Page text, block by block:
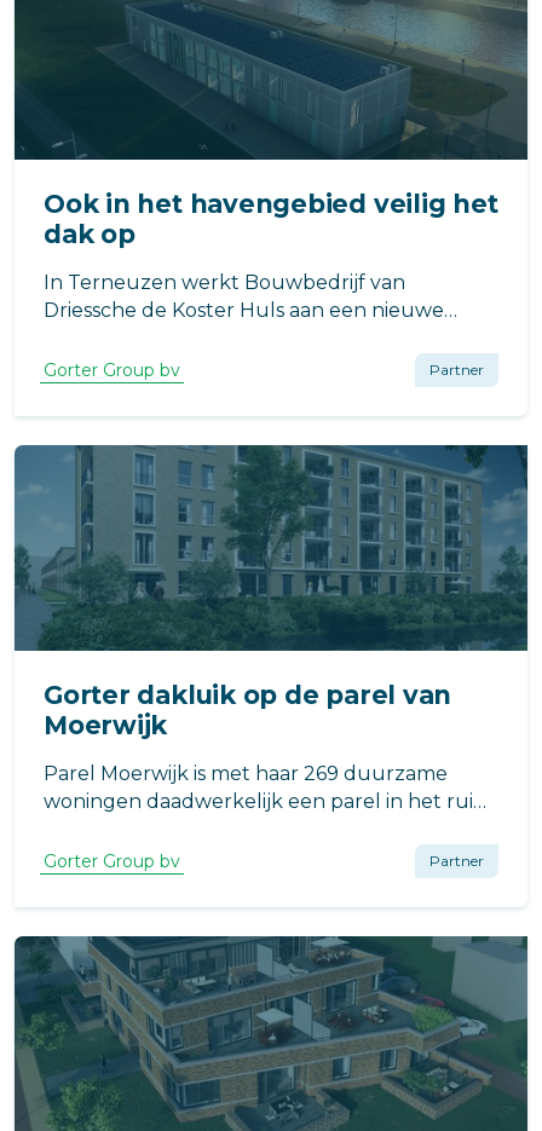
Ook in het havengebied veilig het
dak op
In Terneuzen werkt Bouwbedrijf van
Driessche de Koster Huls aan een nieuwe
Gorter Group bv Partner
Gorter dakluik op de parel van
Moerwijk
Parel Moerwijk is met haar 269 duurzame
woningen daadwerkelijk een parel in het ruim
Gorter Group bv Partner